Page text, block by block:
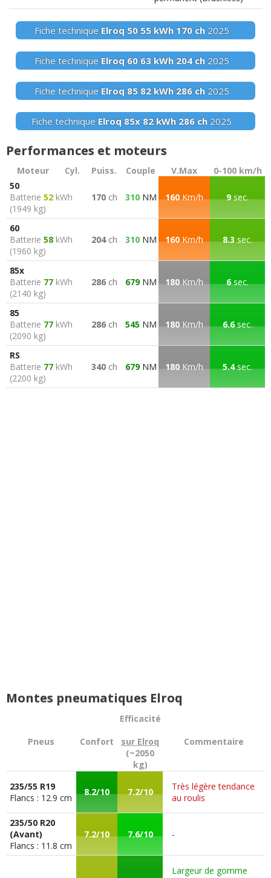
Fiche technique Elroq 50 55 kWh170 ch2025
Fiche technique Elroq 60 63 kWh204 ch2025
Fiche technique Elroq 85 82 kWh286 ch2025
Fiche technique Elroq 85x 82 kWh 286 ch 2025
Performances et moteurs
Moteur Cyl. Puiss. Couple V.Max
0-100 km/h
50
Batterie 52 kWh
(1949 kg)
170ch 310NM 160Km/h 9sec.
60
Batterie 58 kWh
(1960 kg)
204ch 310NM 160Km/h 8.3sec.
85x
Batterie 77 kWh
(2140 kg)
286ch 679NM 180 Km/h 6sec.
85
Batterie 77 kWh
(2090 kg)
286ch 545 NM 180 Km/h 6.6sec.
RS
Batterie 77 kWh
(2200 kg)
340ch 679NM 180 Km/h 5.4sec.
Montes pneumatiques Elroq
Pneus Confort
Efficacité
sur Elroq
(~2050
kg)
Commentaire
235/55 R19
Flancs : 12.9 cm
8.2/10 7.2/10
Très légère tendance
au roulis
235/50 R20
(Avant)
Flancs : 11.8 cm
7.2/10 7.6/10 -
Largeur de gomme